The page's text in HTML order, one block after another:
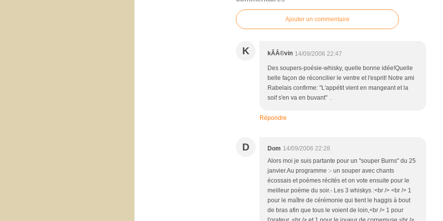
Ajouter un commentaire
K kÃÂ©vin 14/09/2006 22:47
Des soupers-poésie-whisky, quelle bonne idée!Quelle
belle façon de réconcilier le ventre et l'esprit! Notre ami
Rabelais confirme: "L'appétit vient en mangeant et la
soif s'en va en buvant" .
Répondre
D Dom 14/09/2006 22:28
Alors moi je suis partante pour un "souper Burns" du 25
janvier.Au programme :- un souper avec chants
écossais et poèmes récités et on vote ensuite pour le
meilleur poème du soir.- Les 3 whiskys :<br /> <br /> 1
pour le maître de cérémonie qui tient le haggis à bout
de bras afin que tous le voient de loin,<br /> 1 pour